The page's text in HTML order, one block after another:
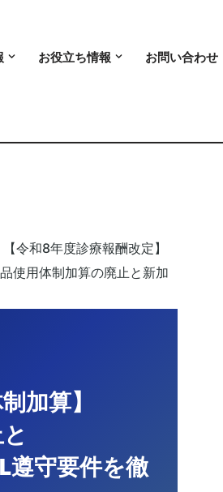
お役立ち情報 お問い合わせ
【令和8年度診療報酬改定】
使用体制加算の廃止と新加
加算】
遵守要件を徹